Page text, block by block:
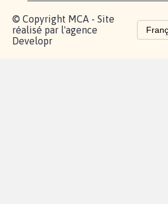
© Copyright MCA - Site
réalisé par l'agence
Developr